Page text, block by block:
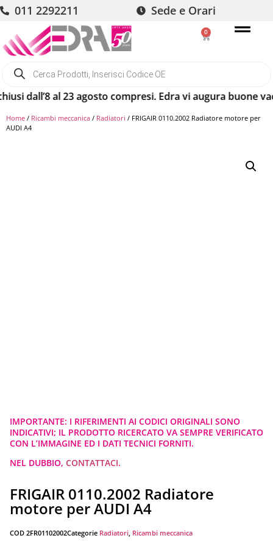
011 2292211 Sede e Orari
0
dall’8 al 23 agosto compresi. Edra vi augura buone
Home / Ricambi meccanica / Radiatori / FRIGAIR 0110.2002 Radiatore motore per
AUDI A4
IMPORTANTE: I RIFERIMENTI AI CODICI ORIGINALI SONO
INDICATIVI; IL PRODOTTO RICERCATO VA SEMPRE VERIFICATO
CON L’IMMAGINE ED I DATI TECNICI FORNITI.
NEL DUBBIO, CONTATTACI.
FRIGAIR 0110.2002 Radiatore
motore per AUDI A4
COD 2FR01102002Categorie Radiatori, Ricambi meccanica